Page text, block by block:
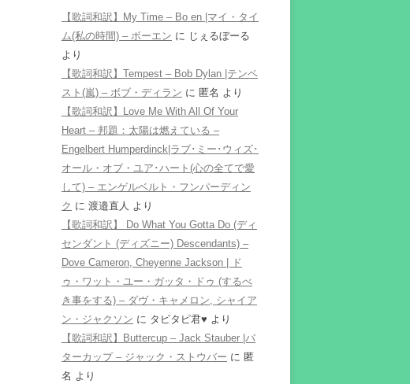
【歌詞和訳】My Time – Bo en |マイ・タイ
ム(私の時間) – ボーエン に じぇるぼーる
より
【歌詞和訳】Tempest – Bob Dylan |テンペ
スト(嵐) – ボブ・ディラン に 匿名 より
【歌詞和訳】Love Me With All Of Your
Heart – 邦題：太陽は燃えている –
Engelbert Humperdinck|ラブ･ミー･ウィズ･
オール・オブ・ユア･ハート(心の全てで愛
して) – エンゲルベルト・フンパーディン
ク に 渡邉直人 より
【歌詞和訳】 Do What You Gotta Do (ディ
センダント (ディズニー) Descendants) –
Dove Cameron, Cheyenne Jackson | ド
ゥ・ワット・ユー・ガッタ・ドゥ (するべ
き事をする) – ダヴ・キャメロン, シャイア
ン・ジャクソン に タピタピ君♥️ より
【歌詞和訳】Buttercup – Jack Stauber |バ
ターカップ – ジャック・ストウバー に 匿
名 より